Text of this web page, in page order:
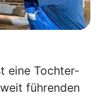
eine Tochter­
führenden